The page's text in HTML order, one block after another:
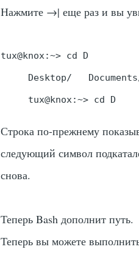
Нажмите →| еще раз и вы
tux@knox:~> cd D
Desktop/
     tux@knox:~> cd D
Строка по-прежнему
следующий символ
снова.
Теперь Bash дополнит путь.
Теперь вы можете